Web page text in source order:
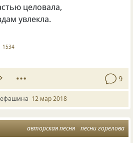
целовала,
увлекла.
1534
9
12 мар 2018
авторская песня песни горелова